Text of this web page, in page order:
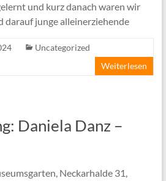
und kurz danach waren wir
darauf junge alleinerziehende
Uncategorized
Weiterlesen
Daniela Danz –
Neckarhalde 31,